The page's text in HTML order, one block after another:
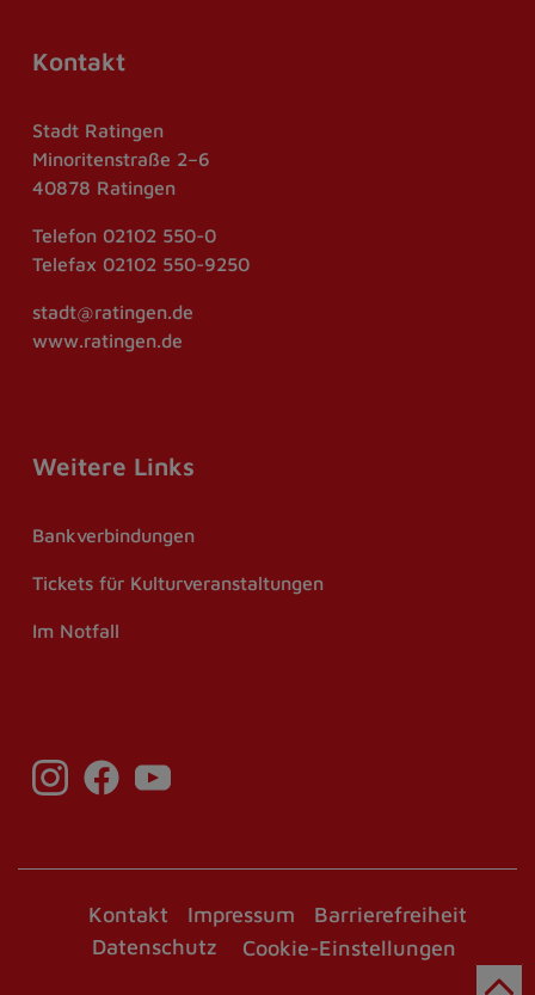
Kontakt
Stadt Ratingen
Minoritenstraße 2–6
40878 Ratingen
Telefon 02102 550-0
Telefax 02102 550-9250
stadt@ratingen.de
www.ratingen.de
Weitere Links
Bankverbindungen
Tickets für Kulturveranstaltungen
Im Notfall
Kontakt Impressum
Barrierefreiheit
Datenschutz
Cookie-Einstellungen